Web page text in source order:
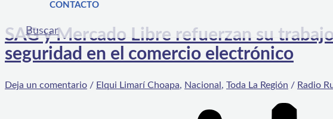
CONTACTO
Buscar
SAG y Mercado Libre refuerzan su
seguridad en el comercio electrónico
Deja un comentario / Elqui Limarí Choapa, Nacional , Toda La Región / Radio